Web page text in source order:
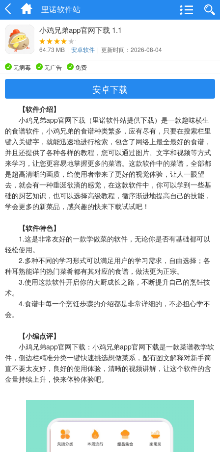
里诺软件站
小鸡兄弟app官网下载 1.1
64.73 MB | 安卓软件 | 更新时间：2026-08-04
无病毒 无广告 免费
安卓下载
【软件介绍】
小鸡兄弟app官网下载（里诺软件站提供下载）是一款趣味横生
的食谱软件，小鸡兄弟的食谱种类繁多，应有尽有，只要在搜索栏里
键入关键字，就能迅速地进行检索，包含了网络上最全最好的食谱，
并且还提供了各种各样的教程，您可以通过图片、文字和视频等方式
来学习，让您更容易地掌握更多的菜谱。这款软件中的菜谱，全部都
是超高清晰的画质，给使用者带来了更好的视觉体验，让人一眼望
去，就会有一种垂涎欲滴的感觉，在这款软件中，你可以学到一些基
础的厨艺知识，也可以选择高级教程，循序渐进地提高自己的技能，
学会更多的新菜品，感兴趣的快来下载试试吧！
【软件特色】
1.这是非常友好的一款学做菜的软件，无论你是否有基础都可以
轻松使用。
2.多种不同的学习形式可以满足用户的学习需求，自由选择；各
种耳熟能详的热门菜肴都有其对应的食谱，做法更为正宗。
3.使用这款软件开启你的大厨成长之路，不断提升自己的烹饪技
术。
4.食谱中每一个烹饪步骤的介绍都是非常详细的，不必担心学不
会。
【小编点评】
小鸡兄弟app官网下载：小鸡兄弟app官网下载是一款菜谱教学软
件，侧边栏精准分类一键快速挑选想做菜系，配有图文解释对新手简
直不要太友好，良好的使用体验，清晰的视频讲解，让这个软件的含
金量持续上升，快来体验体验吧。